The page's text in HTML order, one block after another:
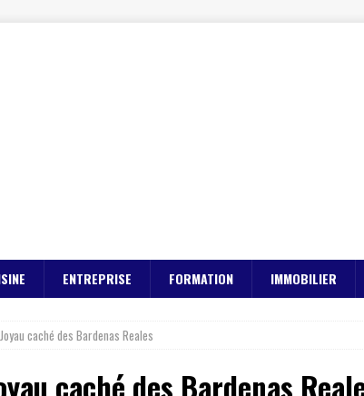
ENTREPRISE FORMATION IMMOBILIER
caché des Bardenas Reales
caché des Bardenas